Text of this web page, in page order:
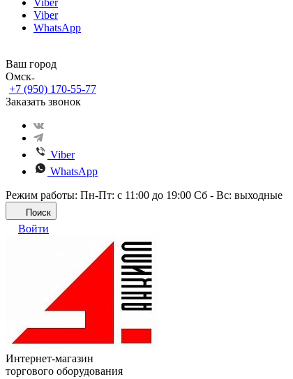
Viber
Viber
WhatsApp
Ваш город
Омск
+7 (950) 170-55-77
Заказать звонок
Viber
WhatsApp
Режим работы: Пн-Пт: с 11:00 до 19:00 Сб - Вс: выходные
Поиск
Войти
Интернет-магазин
торгового оборудования